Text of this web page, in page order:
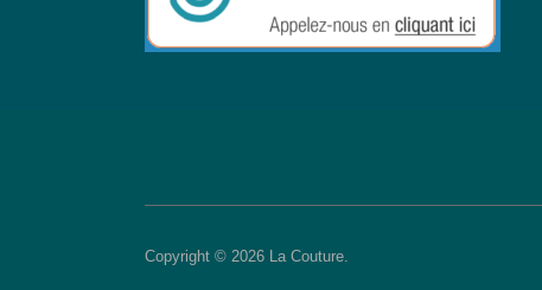
Copyright © 2026 La Couture.